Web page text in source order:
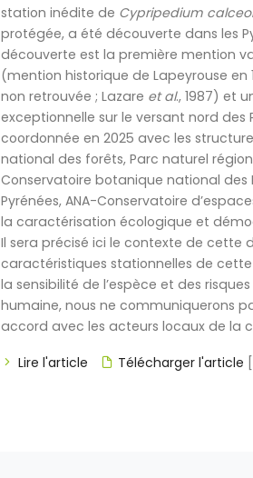
station inédite de Cypripedium
protégée, a été découverte dans les
découverte est la première mention
(mention historique de Lapeyrouse en
non retrouvée ; Lazare et al., 1987) et
exceptionnelle sur le versant nord des
coordonnée en 2025 avec les
national des forêts, Parc naturel
Conservatoire botanique national des
Pyrénées, ANA-Conservatoire
la caractérisation écologique et
Il sera précisé ici le contexte de cette
caractéristiques stationnelles de
la sensibilité de l’espèce et des
humaine, nous ne communiquerons
accord avec les acteurs locaux de la
Lire l'article Télécharger l'article